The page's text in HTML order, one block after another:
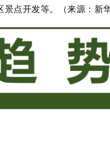
点开发等。（来源：新华